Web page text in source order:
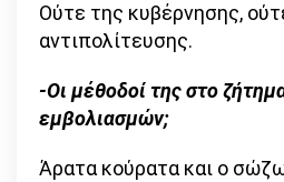
Ούτε της κυβέρνησης,
αντιπολίτευσης.
-Οι μέθοδοί της στο
εμβολιασμών;
Άρατα κούρατα και ο